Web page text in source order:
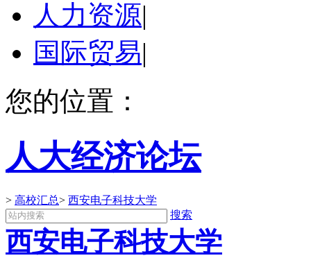
人力资源|
国际贸易|
您的位置：
人大经济论坛
> 高校汇总> 西安电子科技大学
搜索
西安电子科技大学